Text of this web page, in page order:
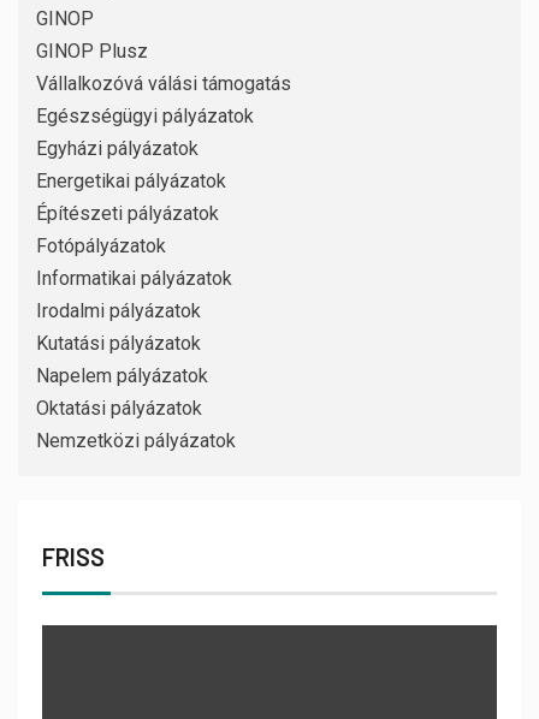
GINOP
GINOP Plusz
Vállalkozóvá válási támogatás
Egészségügyi pályázatok
Egyházi pályázatok
Energetikai pályázatok
Építészeti pályázatok
Fotópályázatok
Informatikai pályázatok
Irodalmi pályázatok
Kutatási pályázatok
Napelem pályázatok
Oktatási pályázatok
Nemzetközi pályázatok
FRISS